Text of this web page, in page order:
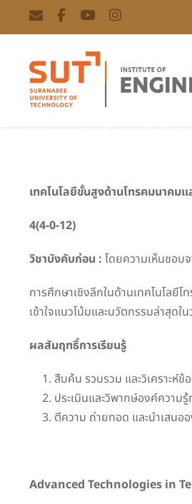
เทคโนโลยีขั้นสูงด้านโทรคมนาคม
4(4-0-12)
วิชาบังคับก่อน : โดยความเห็นชอบ
การศึกษาเชิงลึกในด้านเทคโนโลยี
เข้าใจแนวโน้มและนวัตกรรมล่าสุด
ผลสัมฤทธิ์การเรียนรู้
สืบค้น รวบรวม และวิเคราะห์
ประเมินและวิพากษ์องค์ความ
ตีความ ถ่ายทอด และนำเสนอ
Advanced Technologies in